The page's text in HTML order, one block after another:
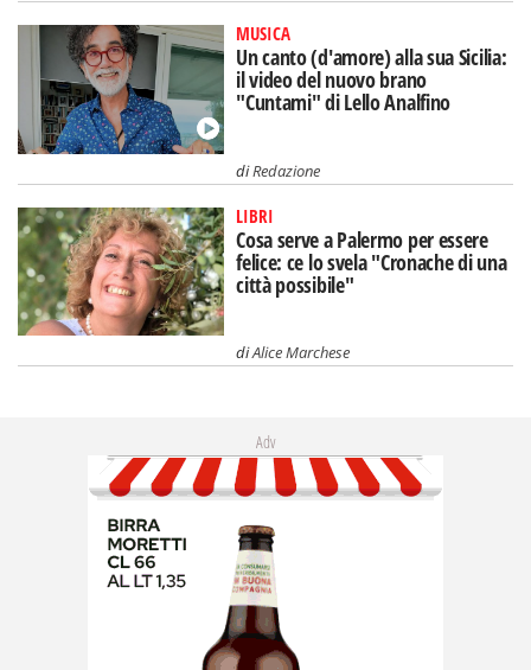
MUSICA
Un canto (d'amore) alla sua Sicilia:
il video del nuovo brano
"Cuntami" di Lello Analfino
diRedazione
LIBRI
Cosa serve a Palermo per essere
felice: ce lo svela "Cronache di una
città possibile"
diAlice Marchese
Adv